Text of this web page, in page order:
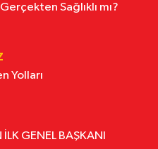
Sağlıklı mı?
Yolları
GENEL BAŞKANI